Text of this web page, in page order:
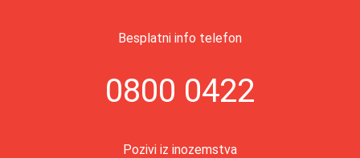
Besplatni info telefon
0800 0422
Pozivi iz inozemstva